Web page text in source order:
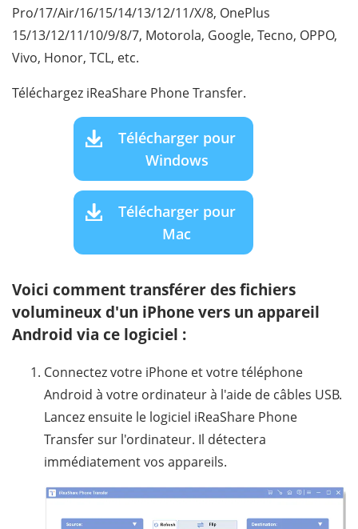
Pro/17/Air/16/15/14/13/12/11/X/8, OnePlus
15/13/12/11/10/9/8/7, Motorola, Google, Tecno, OPPO,
Vivo, Honor, TCL, etc.
Téléchargez iReaShare Phone Transfer.
Télécharger pour
Windows
Télécharger pour
Mac
Voici comment transférer des fichiers
volumineux d'un iPhone vers un appareil
Android via ce logiciel :
Connectez votre iPhone et votre téléphone
Android à votre ordinateur à l'aide de câbles USB.
Lancez ensuite le logiciel iReaShare Phone
Transfer sur l'ordinateur. Il détectera
immédiatement vos appareils.